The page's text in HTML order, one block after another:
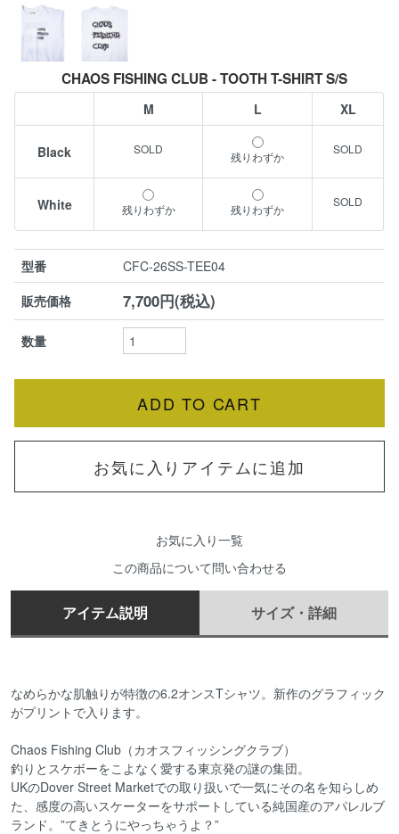
CHAOS FISHING CLUB - TOOTH T-SHIRT S/S
M L XL
Black 残りわずか
White 残りわずか 残りわずか
型番
CFC-26SS-TEE04
販売価格
7,700円(税込)
数量
お気に入りアイテムに追加
お気に入り一覧
この商品について問い合わせる
アイテム説明 サイズ・詳細
なめらかな肌触りが特徴の6.2オンスTシャツ。新作のグラフィック
がプリントで入ります。
Chaos Fishing Club（カオスフィッシングクラブ）
釣りとスケボーをこよなく愛する東京発の謎の集団。
UKのDover Street Marketでの取り扱いで一気にその名を知らしめ
た、感度の高いスケーターをサポートしている純国産のアパレルブ
ランド。”てきとうにやっちゃうよ？”